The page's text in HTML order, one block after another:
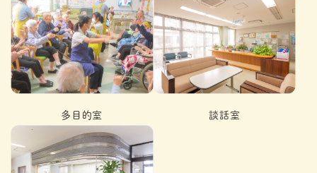
多目的室 談話室